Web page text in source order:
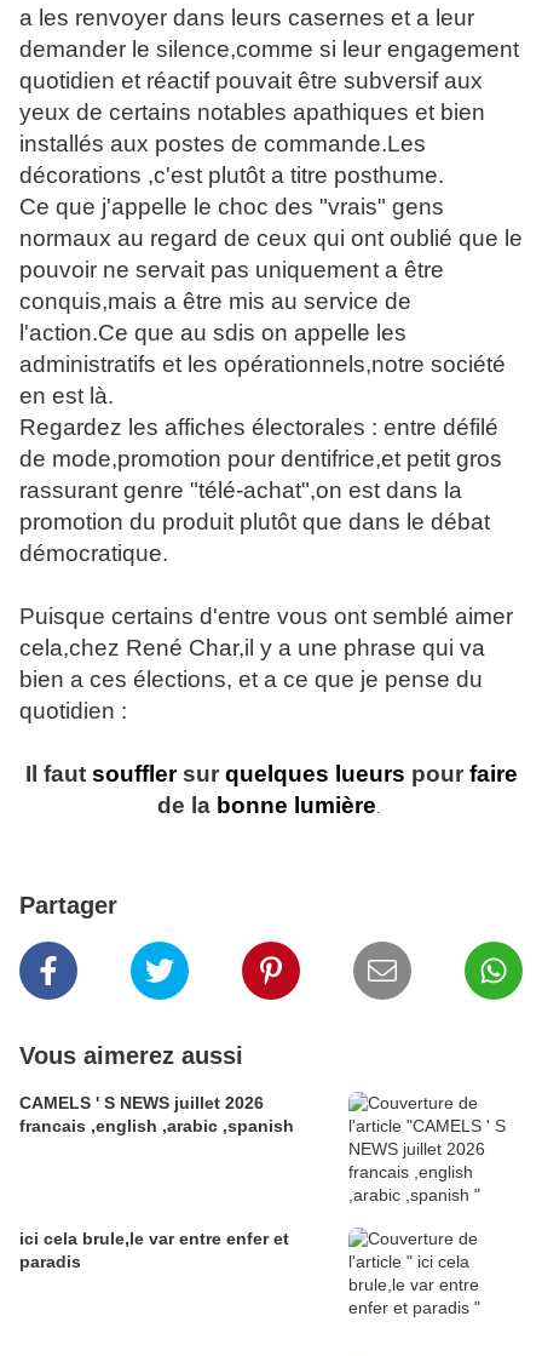
a les renvoyer dans leurs casernes et a leur
demander le silence,comme si leur engagement
quotidien et réactif pouvait être subversif aux
yeux de certains notables apathiques et bien
installés aux postes de commande.Les
décorations ,c'est plutôt a titre posthume.
Ce que j'appelle le choc des "vrais" gens
normaux au regard de ceux qui ont oublié que le
pouvoir ne servait pas uniquement a être
conquis,mais a être mis au service de
l'action.Ce que au sdis on appelle les
administratifs et les opérationnels,notre société
en est là.
Regardez les affiches électorales : entre défilé
de mode,promotion pour dentifrice,et petit gros
rassurant genre "télé-achat",on est dans la
promotion du produit plutôt que dans le débat
démocratique.
Puisque certains d'entre vous ont semblé aimer
cela,chez René Char,il y a une phrase qui va
bien a ces élections, et a ce que je pense du
quotidien :
Il faut souffler sur quelques lueurs pour faire
de la bonne lumière.
Partager
Vous aimerez aussi
CAMELS ' S NEWS juillet 2026
francais ,english ,arabic ,spanish
ici cela brule,le var entre enfer et
paradis